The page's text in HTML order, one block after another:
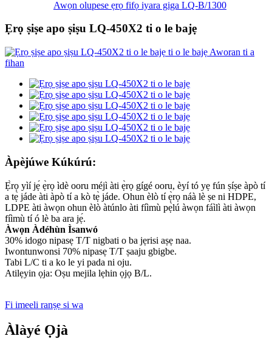
Awọn olupese ẹrọ fifọ iyara giga LQ-B/1300
Ẹrọ ṣiṣe apo ṣiṣu LQ-450X2 ti o le bajẹ
Àpèjúwe Kúkúrú:
Ẹ̀rọ yìí jẹ́ ẹ̀rọ ìdè ooru méjì àti ẹ̀rọ gígé ooru, èyí tó yẹ fún ṣíṣe àpò tí
a tẹ̀ jáde àti àpò tí a kò tẹ̀ jáde. Ohun èlò tí ẹ̀rọ náà lè ṣe ni HDPE,
LDPE àti àwọn ohun èlò àtúnlo àti fíìmù pẹ̀lú àwọn fáìlì àti àwọn
fíìmù tí ó lè ba ara jẹ́.
Àwọn Àdéhùn Ìsanwó
30% idogo nipasẹ T/T nigbati o ba jẹrisi aṣẹ naa.
Iwontunwonsi 70% nipasẹ T/T ṣaaju gbigbe.
Tabi L/C ti a ko le yi pada ni oju.
Atilẹyin ọja: Oṣu mejila lẹhin ọjọ B/L.
Fi imeeli ranṣẹ si wa
Àlàyé Ọjà